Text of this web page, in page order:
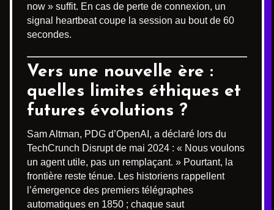
now » suffit. En cas de perte de connexion, un
signal heartbeat coupe la session au bout de 60
secondes.
Vers une nouvelle ère :
quelles limites éthiques et
futures évolutions ?
Sam Altman, PDG d’OpenAI, a déclaré lors du
TechCrunch Disrupt de mai 2024 : « Nous voulons
un agent utile, pas un remplaçant. » Pourtant, la
frontière reste ténue. Les historiens rappellent
l’émergence des premiers télégraphes
automatiques en 1850 ; chaque saut